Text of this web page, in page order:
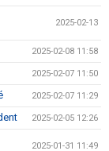
2025-02-13
2025-02-08 11:58
2025-02-07 11:50
2025-02-07 11:29
2025-02-05 12:26
2025-01-31 11:49